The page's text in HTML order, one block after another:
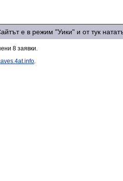
е в режим "Уики" и от тук
8 заявки.
.